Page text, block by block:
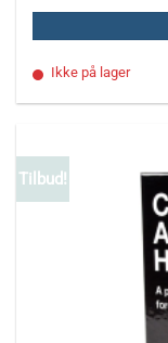
pris
249,00
Ikke på lager
Tilbud!